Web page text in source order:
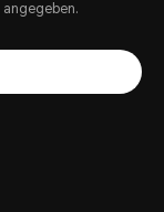
angegeben.